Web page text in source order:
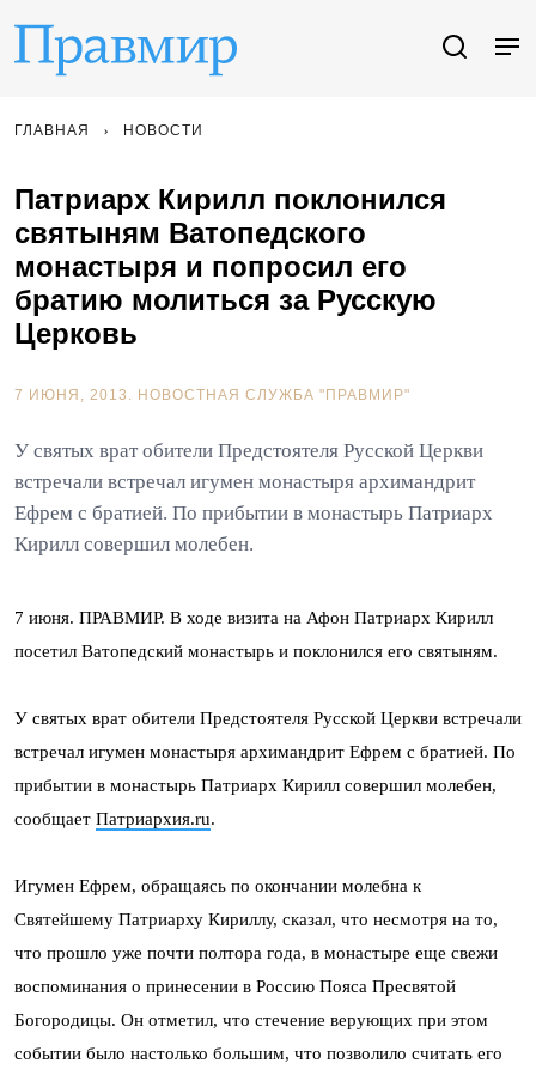
ГЛАВНАЯ НОВОСТИ
Патриарх Кирилл поклонился
святыням Ватопедского
монастыря и попросил его
братию молиться за Русскую
Церковь
7 ИЮНЯ, 2013. НОВОСТНАЯ СЛУЖБА "ПРАВМИР"
У святых врат обители Предстоятеля Русской Церкви
встречали встречал игумен монастыря архимандрит
Ефрем с братией. По прибытии в монастырь Патриарх
Кирилл совершил молебен.
7 июня. ПРАВМИР. В ходе визита на Афон Патриарх Кирилл
посетил Ватопедский монастырь и поклонился его святыням.
У святых врат обители Предстоятеля Русской Церкви встречали
встречал игумен монастыря архимандрит Ефрем с братией. По
прибытии в монастырь Патриарх Кирилл совершил молебен,
сообщает Патриархия.ru.
Игумен Ефрем, обращаясь по окончании молебна к
Святейшему Патриарху Кириллу, сказал, что несмотря на то,
что прошло уже почти полтора года, в монастыре еще свежи
воспоминания о принесении в Россию Пояса Пресвятой
Богородицы. Он отметил, что стечение верующих при этом
событии было настолько большим, что позволило считать его